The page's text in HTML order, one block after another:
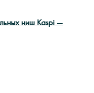
ниш Kaspi —